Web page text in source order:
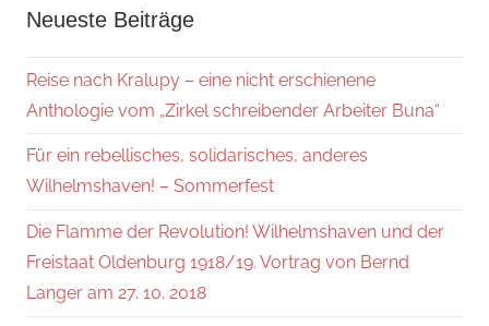
Neueste Beiträge
Reise nach Kralupy – eine nicht erschienene
Anthologie vom „Zirkel schreibender Arbeiter Buna“
Für ein rebellisches, solidarisches, anderes
Wilhelmshaven! – Sommerfest
Die Flamme der Revolution! Wilhelmshaven und der
Freistaat Oldenburg 1918/19. Vortrag von Bernd
Langer am 27. 10. 2018